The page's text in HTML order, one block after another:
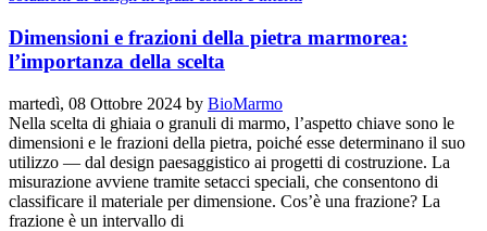
Dimensioni e frazioni della pietra marmorea:
l’importanza della scelta
martedì, 08 Ottobre 2024 by BioMarmo
Nella scelta di ghiaia o granuli di marmo, l’aspetto chiave sono le
dimensioni e le frazioni della pietra, poiché esse determinano il suo
utilizzo — dal design paesaggistico ai progetti di costruzione. La
misurazione avviene tramite setacci speciali, che consentono di
classificare il materiale per dimensione. Cos’è una frazione? La
frazione è un intervallo di